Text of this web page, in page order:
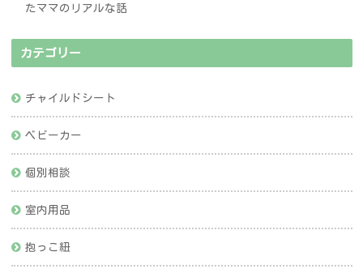
たママのリアルな話
カテゴリー
チャイルドシート
ベビーカー
個別相談
室内用品
抱っこ紐